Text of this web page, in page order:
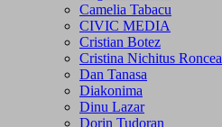
Camelia Tabacu
CIVIC MEDIA
Cristian Botez
Cristina Nichitus Roncea
Dan Tanasa
Diakonima
Dinu Lazar
Dorin Tudoran